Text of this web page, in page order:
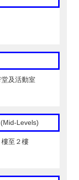
及活動室
Levels)
至２樓